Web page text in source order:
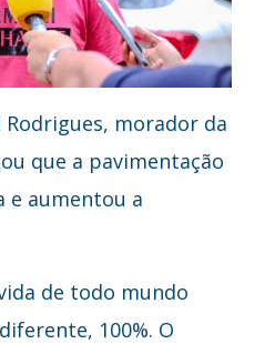
morador da
que a pavimentação
aumentou a
de todo mundo
100%. O